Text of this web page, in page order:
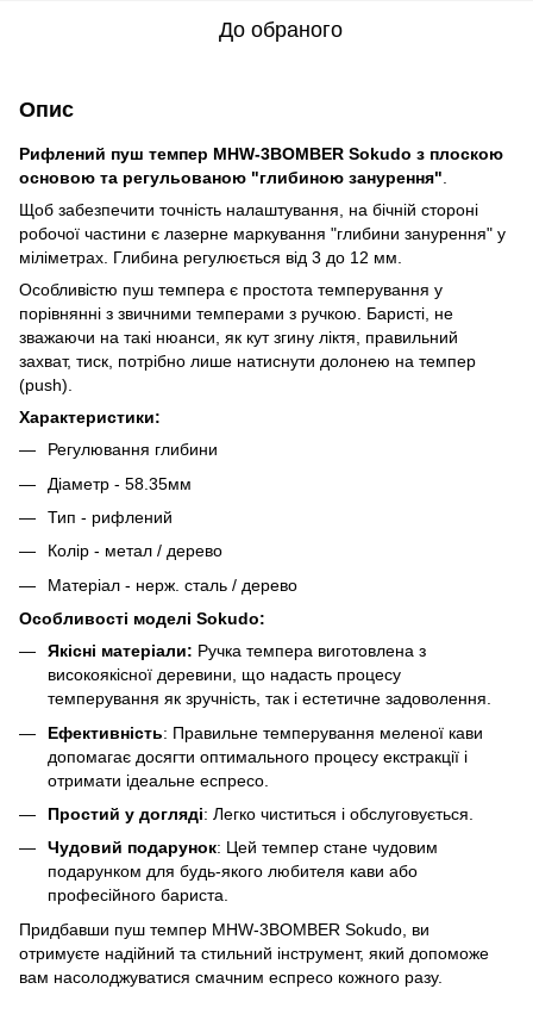
До обраного
Опис
Рифлений пуш темпер MHW-3BOMBER Sokudo з плоскою
основою та регульованою "глибиною занурення"
Щоб забезпечити точність налаштування, на бічній стороні
робочої частини є лазерне маркування "глибини занурення" у
міліметрах. Глибина регулюється від 3 до 12 мм.
Особливістю пуш темпера є простота темперування у
порівнянні з звичними темперами з ручкою. Баристі, не
зважаючи на такі нюанси, як кут згину ліктя, правильний
захват, тиск, потрібно лише натиснути долонею на темпер
(push).
Характеристики:
Регулювання глибини
Діаметр - 58.35мм
Тип - рифлений
Колір - метал / дерево
Матеріал - нерж. сталь / дерево
Особливості моделі Sokudo:
Якісні матеріали: Ручка темпера виготовлена з
високоякісної деревини, що надасть процесу
темперування як зручність, так і естетичне задоволення.
Ефективність: Правильне темперування меленої кави
допомагає досягти оптимального процесу екстракції і
отримати ідеальне еспресо.
Простий у догляді: Легко чиститься і обслуговується.
Чудовий подарунок: Цей темпер стане чудовим
подарунком для будь-якого любителя кави або
професійного бариста.
Придбавши пуш темпер MHW-3BOMBER Sokudo, ви
отримуєте надійний та стильний інструмент, який допоможе
вам насолоджуватися смачним еспресо кожного разу.